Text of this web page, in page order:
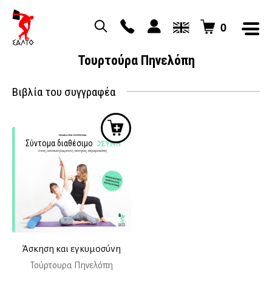
0
Τουρτούρα Πηνελόπη
Βιβλία του συγγραφέα
Σύντομα διαθέσιμο
Άσκηση και εγκυμοσύνη
Τούρτουρα Πηνελόπη